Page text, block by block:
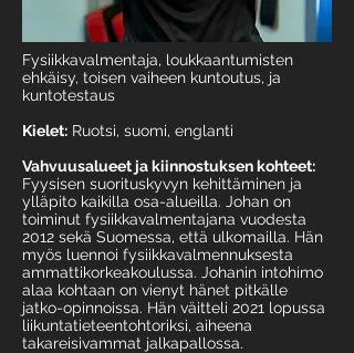
Fysiikkavalmentaja, loukkaantumisten
ehkäisy, toisen vaiheen kuntoutus, ja
kuntotestaus
Kielet: Ruotsi, suomi, englanti
Vahvuusalueet ja kiinnostuksen kohteet:
Fyysisen suorituskyvyn kehittäminen ja
ylläpito kaikilla osa-alueilla. Johan on
toiminut fysiikkavalmentajana vuodesta
2012 sekä Suomessa, että ulkomailla. Hän
myös luennoi fysiikkavalmennuksesta
ammattikorkeakoulussa. Johanin intohimo
alaa kohtaan on vienyt hänet pitkälle
jatko-opinnoissa. Hän väitteli 2021 lopussa
liikuntatieteentohtoriksi, aiheena
takareisivammat jalkapallossa.